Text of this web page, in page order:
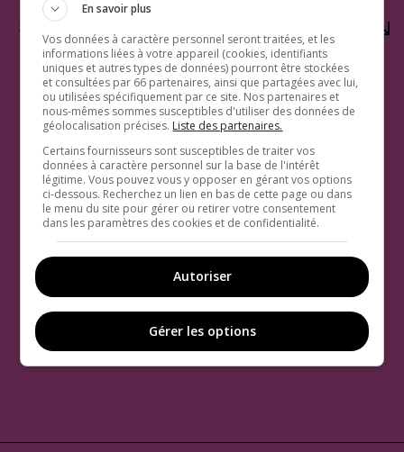
SELECT
En savoir plus
Vos données à caractère personnel seront traitées, et les
informations liées à votre appareil (cookies, identifiants
uniques et autres types de données) pourront être stockées
et consultées par 66 partenaires, ainsi que partagées avec lui,
ou utilisées spécifiquement par ce site. Nos partenaires et
nous-mêmes sommes susceptibles d'utiliser des données de
géolocalisation précises. Liste des partenaires.
Certains fournisseurs sont susceptibles de traiter vos
données à caractère personnel sur la base de l'intérêt
légitime. Vous pouvez vous y opposer en gérant vos options
ci-dessous. Recherchez un lien en bas de cette page ou dans
le menu du site pour gérer ou retirer votre consentement
dans les paramètres des cookies et de confidentialité.
Autoriser
Gérer les options